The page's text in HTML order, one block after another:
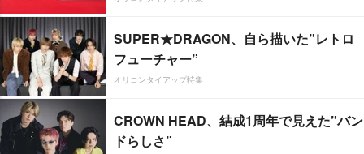
SUPER★DRAGON、自ら描いた”レトロ
フューチャー”
オリコンタイアップ特集
CROWN HEAD、結成1周年で見えた”バン
ドらしさ”